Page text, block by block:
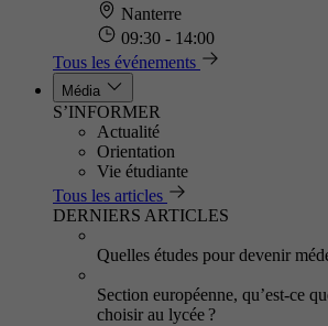
Nanterre
09:30 - 14:00
Tous les événements
Média
S’INFORMER
Actualité
Orientation
Vie étudiante
Tous les articles
DERNIERS ARTICLES
Quelles études pour devenir
Section européenne, qu’est-ce
choisir au lycée ?